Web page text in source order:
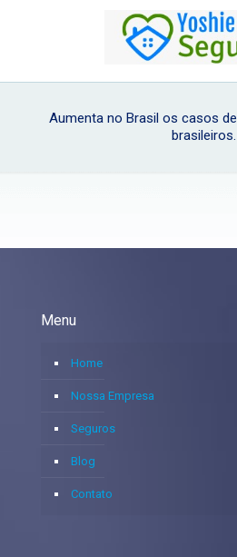
Aumenta no Brasil os casos
brasileiros.
Menu
Home
Nossa Empresa
Seguros
Blog
Contato